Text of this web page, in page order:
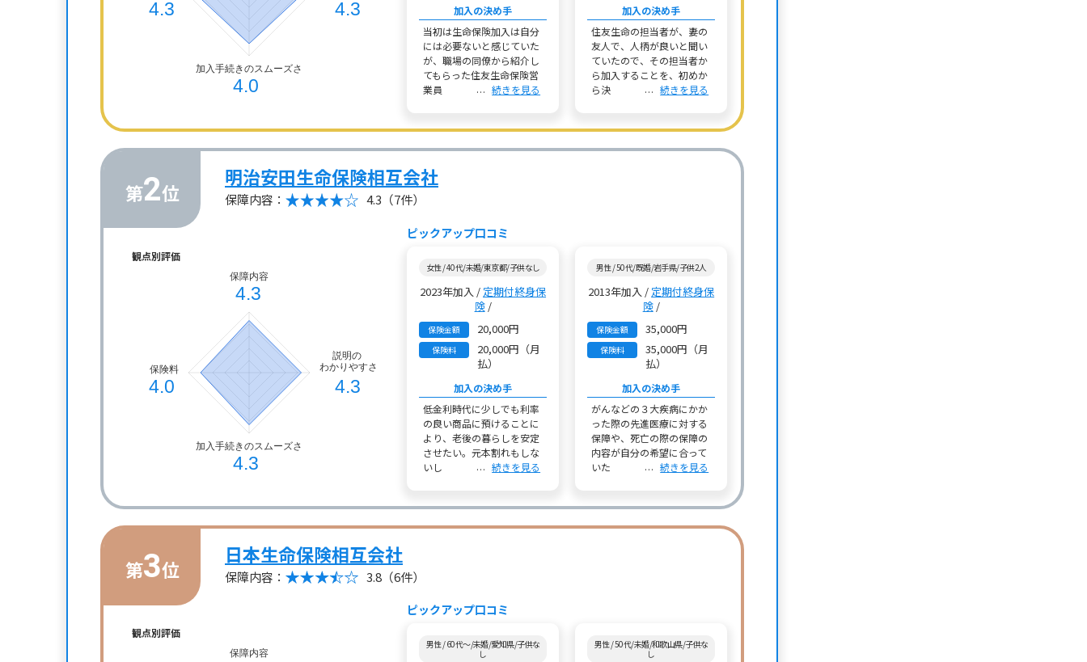
加入の決め手
当初は生命保険加入は自分
には必要ないと感じていた
が、職場の同僚から紹介し
てもらった住友生命保険営
業員
続きを見る
加入の決め手
住友生命の担当者が、妻の
友人で、人柄が良いと聞い
ていたので、その担当者か
ら加入することを、初めか
ら決
続きを見る
第2位
明治安田生命保険相互会社
保障内容： 4.3 （7件）
観点別評価
ピックアップ口コミ
女性 / 40代/未婚/東京都/子供なし
2023年加入 / 定期付終身保
険/
保険金額 20,000円
保険料
20,000円（月
払）
加入の決め手
低金利時代に少しでも利率
の良い商品に預けることに
より、老後の暮らしを安定
させたい。元本割れもしな
いし
続きを見る
男性 / 50代/既婚/岩手県/子供2人
2013年加入 / 定期付終身保
険/
保険金額 35,000円
保険料
35,000円（月
払）
加入の決め手
がんなどの３大疾病にかか
った際の先進医療に対する
保障や、死亡の際の保障の
内容が自分の希望に合って
いた
続きを見る
第3位
日本生命保険相互会社
保障内容： 3.8 （6件）
観点別評価
ピックアップ口コミ
男性 / 60代～/未婚/愛知県/子供な
し
男性 / 50代/未婚/和歌山県/子供な
し